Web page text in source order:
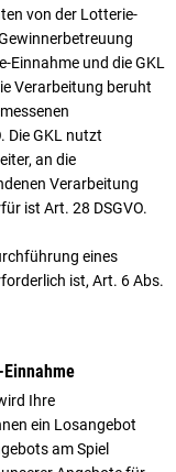
von der Lotterie-
und die GKL
Verarbeitung beruht
Die GKL nutzt
an die
Verarbeitung
ist Art. 28 DSGVO.
eines
ist, Art. 6 Abs.
Ihre
ein Los­an­ge­bot
am Spiel